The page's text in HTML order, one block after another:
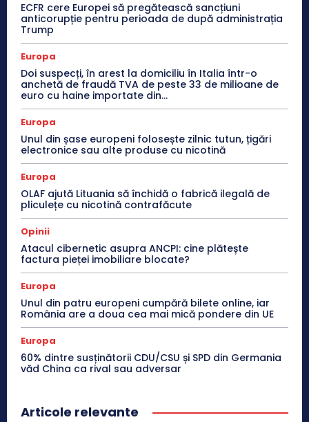
ECFR cere Europei să pregătească sancțiuni
anticorupție pentru perioada de după administrația
Trump
Europa
Doi suspecți, în arest la domiciliu în Italia într-o
anchetă de fraudă TVA de peste 33 de milioane de
euro cu haine importate din...
Europa
Unul din șase europeni folosește zilnic tutun, țigări
electronice sau alte produse cu nicotină
Europa
OLAF ajută Lituania să închidă o fabrică ilegală de
pliculețe cu nicotină contrafăcute
Opinii
Atacul cibernetic asupra ANCPI: cine plătește
factura pieței imobiliare blocate?
Europa
Unul din patru europeni cumpără bilete online, iar
România are a doua cea mai mică pondere din UE
Europa
60% dintre susținătorii CDU/CSU și SPD din Germania
văd China ca rival sau adversar
Articole relevante